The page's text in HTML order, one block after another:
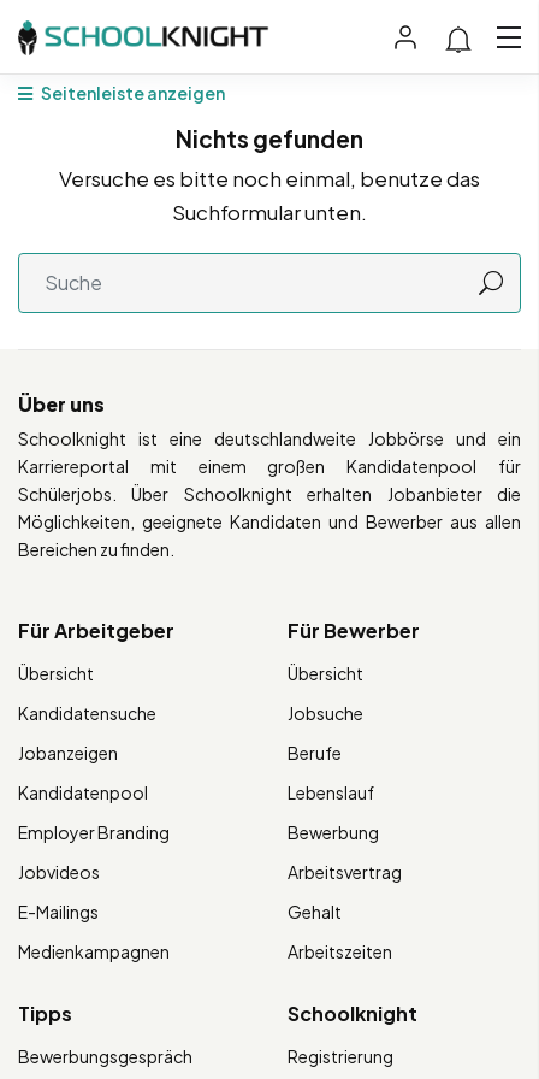
Seitenleiste anzeigen
Nichts gefunden
Versuche es bitte noch einmal, benutze das
Suchformular unten.
Über uns
Schoolknight ist eine deutschlandweite Jobbörse und ein
Karriereportal mit einem großen Kandidatenpool für
Schülerjobs. Über Schoolknight erhalten Jobanbieter die
Möglichkeiten, geeignete Kandidaten und Bewerber aus allen
Bereichen zu finden.
Für Arbeitgeber
Übersicht
Kandidatensuche
Jobanzeigen
Kandidatenpool
Employer Branding
Jobvideos
E-Mailings
Medienkampagnen
Für Bewerber
Übersicht
Jobsuche
Berufe
Lebenslauf
Bewerbung
Arbeitsvertrag
Gehalt
Arbeitszeiten
Tipps
Bewerbungsgespräch
Schoolknight
Registrierung